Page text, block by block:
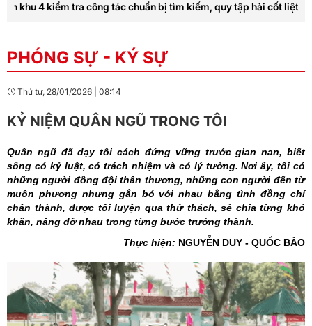
khu 4 kiểm tra công tác chuẩn bị tìm kiếm, quy tập hài cốt liệt sĩ tại
PHÓNG SỰ - KÝ SỰ
Thứ tư, 28/01/2026 08:14
KỶ NIỆM QUÂN NGŨ TRONG TÔI
Quân ngũ đã dạy tôi cách đứng vững trước gian nan, biết
sống có kỷ luật, có trách nhiệm và có lý tưởng. Nơi ấy, tôi có
những người đồng đội thân thương, những con người đến từ
muôn phương nhưng gắn bó với nhau bằng tình đồng chí
chân thành, được tôi luyện qua thử thách, sẻ chia từng khó
khăn, nâng đỡ nhau trong từng bước trưởng thành.
Thực hiện: NGUYỄN DUY - QUỐC BẢO